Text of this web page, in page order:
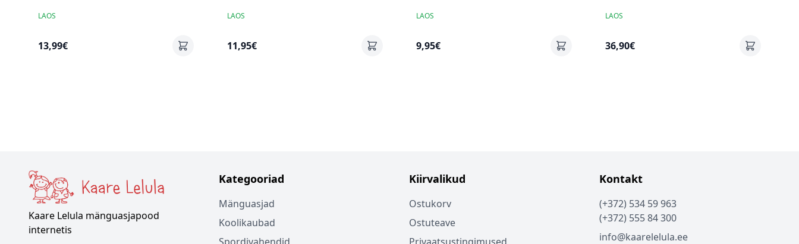
LAOS
13,99€
LAOS
11,95€
LAOS
9,95€
LAOS
36,90€
Kaare Lelula mänguasjapood
internetis
Kategooriad
Mänguasjad
Koolikaubad
Kiirvalikud
Ostukorv
Ostuteave
Kontakt
(+372) 534 59 963
(+372) 555 84 300
info@kaarelelula.ee